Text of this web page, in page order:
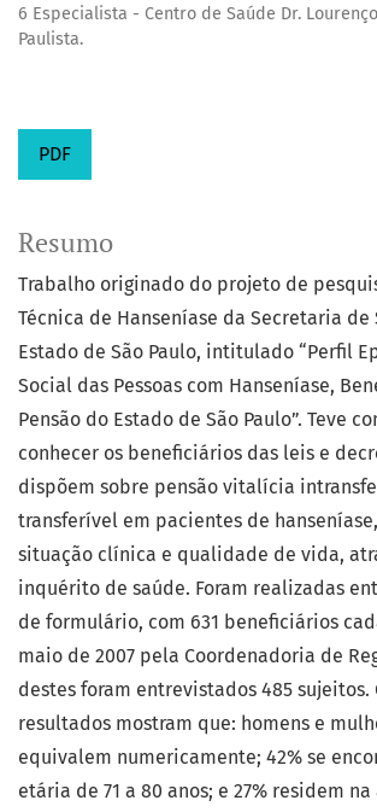
6 Especialista - Centro de Saúde Dr.
Paulista.
PDF
Resumo
Trabalho originado do projeto de
Técnica de Hanseníase da Secretaria de
Estado de São Paulo, intitulado “Perfil
Social das Pessoas com Hanseníase,
Pensão do Estado de São Paulo”. Teve
conhecer os beneficiários das leis e
dispõem sobre pensão vitalícia
transferível em pacientes de
situação clínica e qualidade de vida,
inquérito de saúde. Foram realizadas
de formulário, com 631 beneficiários
maio de 2007 pela Coordenadoria de
destes foram entrevistados 485
resultados mostram que: homens e
equivalem numericamente; 42% se
etária de 71 a 80 anos; e 27% residem